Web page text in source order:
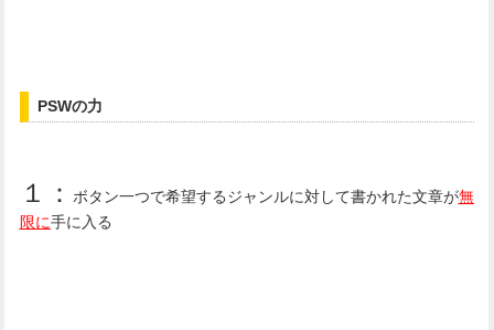
PSWの力
１： ボタン一つで希望するジャンルに対して書かれた文章が無
限に手に入る